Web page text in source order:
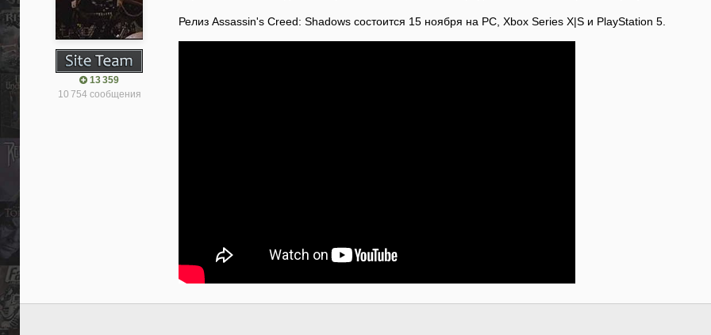
13 359
10 754 сообщения
Релиз Assassin's Creed: Shadows состоится 15 ноября на PC, Xbox Series X|S и PlayStation 5.